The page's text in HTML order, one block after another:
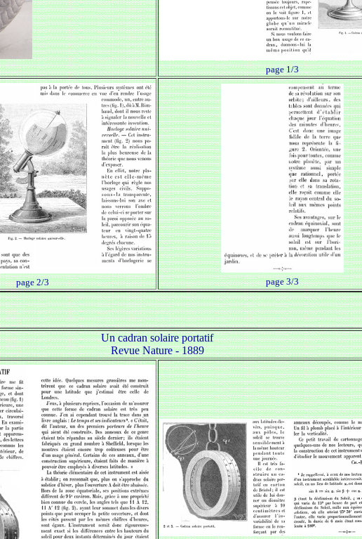
page 1/3
page 2/3 page 3/3
Un cadran solaire portatif
Revue Nature - 1889